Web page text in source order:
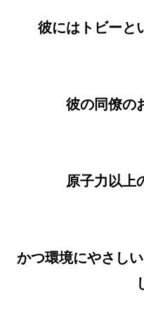
彼にはトビーと
彼の同僚の
原子力以上
かつ環境にやさし